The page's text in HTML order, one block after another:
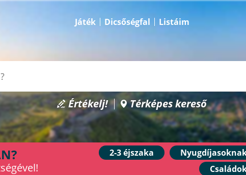
Játék Dicsőségfal Listáim
Értékelj! Térképes kereső
2-3 éjszaka